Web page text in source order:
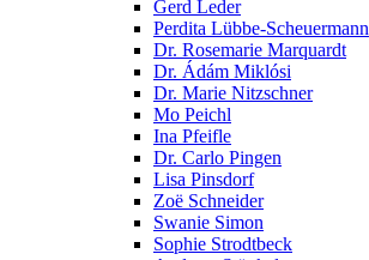
Gerd Leder
Perdita Lübbe-Scheuermann
Dr. Rosemarie Marquardt
Dr. Ádám Miklósi
Dr. Marie Nitzschner
Mo Peichl
Ina Pfeifle
Dr. Carlo Pingen
Lisa Pinsdorf
Zoë Schneider
Swanie Simon
Sophie Strodtbeck